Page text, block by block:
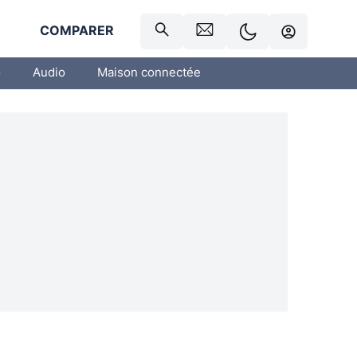
COMPARER
Audio Maison connectée